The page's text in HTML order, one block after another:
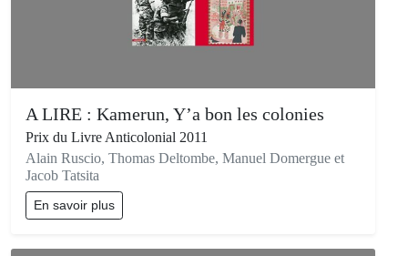
A LIRE : Kamerun, Y’a bon les colonies
Prix du Livre Anticolonial 2011
Alain Ruscio, Thomas Deltombe, Manuel Domergue et
Jacob Tatsita
En savoir plus